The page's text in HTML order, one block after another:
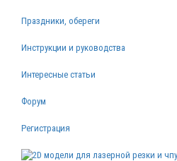
Праздники, обереги
Инструкции и руководства
Интересные статьи
Форум
Регистрация